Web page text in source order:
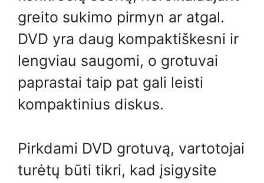
greito sukimo pirmyn ar atgal.
DVD yra daug kompaktiškesni ir
lengviau saugomi, o grotuvai
paprastai taip pat gali leisti
kompaktinius diskus.
Pirkdami DVD grotuvą, vartotojai
turėtų būti tikri, kad įsigysite